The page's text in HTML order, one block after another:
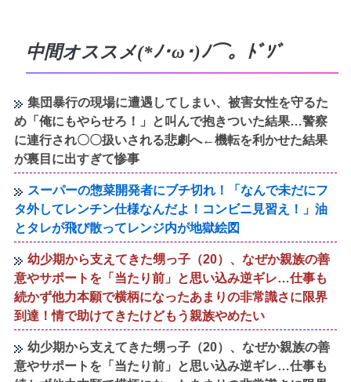
中間オススメ(*ﾉ･ω･)ﾉ⌒。ﾄﾞｿﾞ
集団暴行の現場に遭遇してしまい、被害女性を守るた
め「俺にもやらせろ！」と叫んで抱きついた結果…警察
に連行され〇〇扱いされる悲劇へ←機転を利かせた結果
が裏目に出すぎて惨事
スーパーの惣菜開発者にブチ切れ！「なんで未だにフ
タ外してレンチン仕様なんだよ！コンビニ見習え！」油
とタレが飛び散ってレンジ内が地獄絵図
幼少期から支えてきた甥っ子（20）、なぜか親族の善
意やサポートを「当たり前」と思い込み逆ギレ…仕事も
続かず他力本願で横柄になったあまりの非常識さに限界
到達！情で助けてきたけどもう親族やめたい
幼少期から支えてきた甥っ子（20）、なぜか親族の善
意やサポートを「当たり前」と思い込み逆ギレ…仕事も